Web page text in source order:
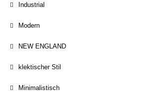
Industrial
Modern
NEW ENGLAND
klektischer Stil
Minimalistisch